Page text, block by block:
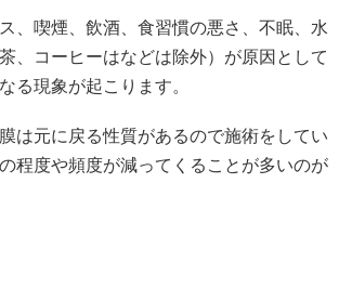
、喫煙、飲酒、食習慣の悪さ、不眠、水
、コーヒーはなどは除外）が原因として
る現象が起こります。
は元に戻る性質があるので施術をしてい
程度や頻度が減ってくることが多いのが